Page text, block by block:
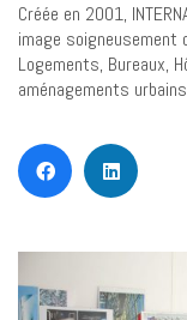
Créée en 2001,
image soigneusement
Logements, Bureaux,
aménagements